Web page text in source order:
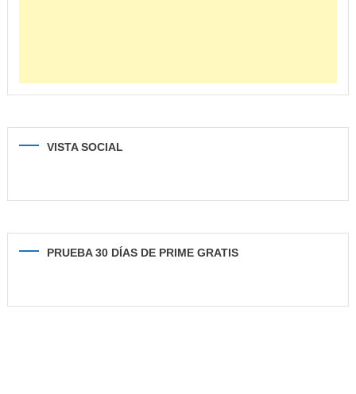
VISTA SOCIAL
PRUEBA 30 DÍAS DE PRIME GRATIS